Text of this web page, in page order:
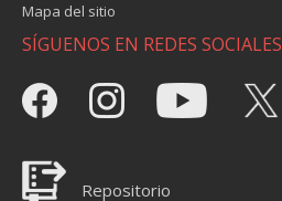
Mapa del sitio
SÍGUENOS EN REDES SOCIALES
Repositorio